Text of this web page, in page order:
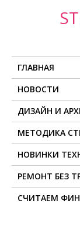
ГЛАВНАЯ
НОВОСТИ
ДИЗАЙН И
МЕТОДИКА
НОВИНКИ
РЕМОНТ БЕЗ
СЧИТАЕМ